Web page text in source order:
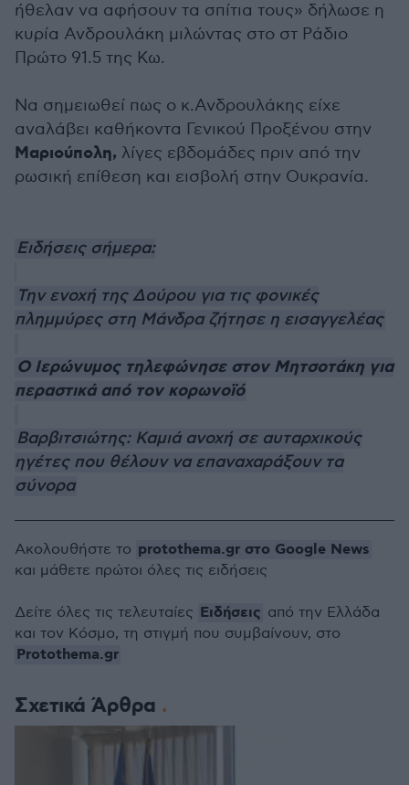
ήθελαν να αφήσουν τα σπίτια τους» δήλωσε η
κυρία Ανδρουλάκη μιλώντας στο στ Ράδιο
Πρώτο 91.5 της Κω.
Να σημειωθεί πως ο κ.Ανδρουλάκης είχε
αναλάβει καθήκοντα Γενικού Προξένου στην
Μαριούπολη, λίγες εβδομάδες πριν από την
ρωσική επίθεση και εισβολή στην Ουκρανία.
Ειδήσεις σήμερα:
Την ενοχή της Δούρου για τις φονικές
πλημμύρες στη Μάνδρα ζήτησε η εισαγγελέας
Ο Ιερώνυμος τηλεφώνησε στον Μητσοτάκη για
περαστικά από τον κορωνοϊό
Βαρβιτσιώτης: Καμιά ανοχή σε αυταρχικούς
ηγέτες που θέλουν να επαναχαράξουν τα
σύνορα
Σχετικά Άρθρα
Ακολουθήστε το protothema.gr στο Google News
και μάθετε πρώτοι όλες τις ειδήσεις
Δείτε όλες τις τελευταίες Ειδήσεις από την Ελλάδα
και τον Κόσμο, τη στιγμή που συμβαίνουν, στο
Protothema.gr